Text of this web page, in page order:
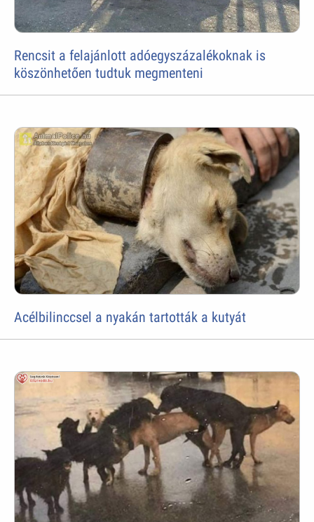
Rencsit a felajánlott adóegyszázalékoknak is
köszönhetően tudtuk megmenteni
Acélbilinccsel a nyakán tartották a kutyát